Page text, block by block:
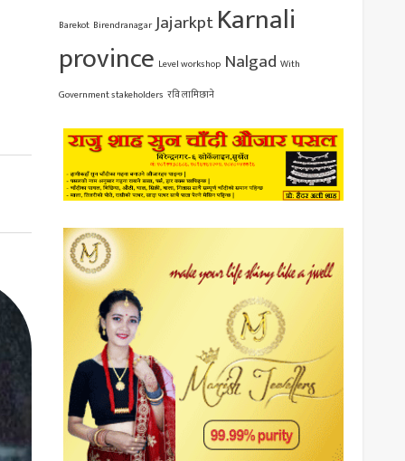
Barekot Birendranagar JajarkptKarnali
province Level workshop Nalgad With
Government stakeholders रवि लामिछाने